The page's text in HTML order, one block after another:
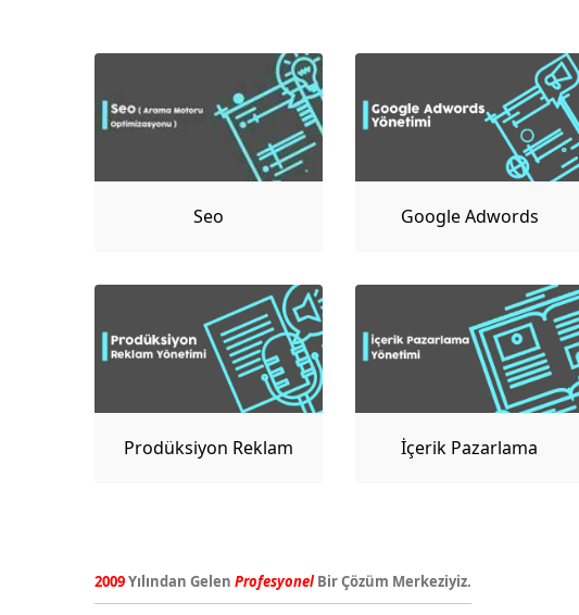
Seo
Google Adwords
Prodüksiyon Reklam
İçerik Pazarlama
2009Yılından Gelen ProfesyonelBir Çözüm Merkeziyiz.